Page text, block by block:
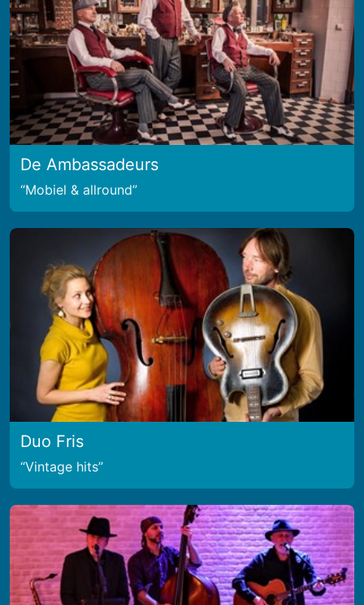
De Ambassadeurs
Mobiel & allround
Duo Fris
Vintage hits